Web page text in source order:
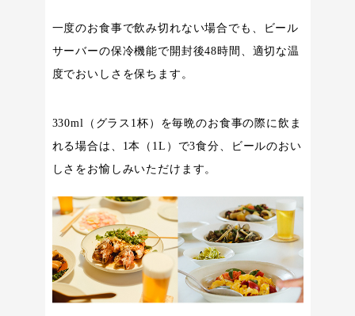
一度のお食事で飲み切れない場合でも、ビール
サーバーの保冷機能で開封後48時間、適切な温
度でおいしさを保ちます。
330ml（グラス1杯）を毎晩のお食事の際に飲ま
れる場合は、1本（1L）で3食分、ビールのおい
しさをお愉しみいただけます。